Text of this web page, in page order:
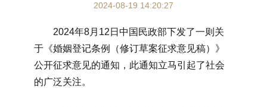
2024-08-19 14:20:27
2024年8月12日中国民政部下发了一则关
于《婚姻登记条例（修订草案征求意见稿）》
公开征求意见的通知，此通知立马引起了社会
的广泛关注。